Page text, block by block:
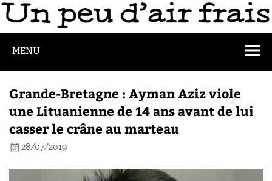
MENU
Grande-Bretagne : Ayman Aziz viole
une Lituanienne de 14 ans avant de lui
casser le crâne au marteau
28/07/2019